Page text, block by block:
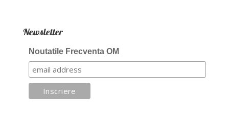
Newsletter
Noutatile Frecventa OM